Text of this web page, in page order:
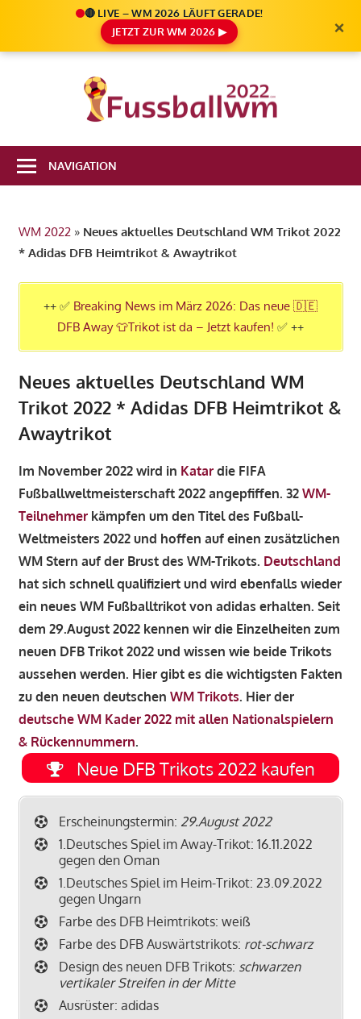
🔴 LIVE – WM 2026 LÄUFT GERADE!
JETZT ZUR WM 2026 ▶
×
Infos
in
Katar
NAVIGATION
WM 2022» Neues aktuelles Deutschland WM Trikot 2022
* Adidas DFB Heimtrikot & Awaytrikot
++ ✅ Breaking News im März 2026: Das neue 🇩🇪
DFB Away 👕Trikot ist da – Jetzt kaufen! ✅ ++
Neues aktuelles Deutschland WM
Trikot 2022 * Adidas DFB Heimtrikot &
Awaytrikot
Im November 2022 wird in Katardie FIFA
Fußballweltmeisterschaft 2022 angepfiffen. 32 WM-
Teilnehmerkämpfen um den Titel des Fußball-
Weltmeisters 2022 und hoffen auf einen zusätzlichen
WM Stern auf der Brust des WM-Trikots. Deutschland
hat sich schnell qualifiziert und wird ebenfalls wieder
ein neues WM Fußballtrikot von adidas erhalten. Seit
dem 29.August 2022 kennen wir die Einzelheiten zum
neuen DFB Trikot 2022 und wissen wie beide Trikots
aussehen werden. Hier gibt es die wichtigsten Fakten
zu den neuen deutschen WM Trikots. Hier der
deutsche WM Kader 2022 mit allen Nationalspielern
& Rückennummern.
Neue DFB Trikots 2022 kaufen
Erscheinungstermin: 29.August 2022
1.Deutsches Spiel im Away-Trikot: 16.11.2022
gegen den Oman
1.Deutsches Spiel im Heim-Trikot: 23.09.2022
gegen Ungarn
Farbe des DFB Heimtrikots: weiß
Farbe des DFB Auswärtstrikots: rot-schwarz
Design des neuen DFB Trikots: schwarzen
vertikaler Streifen in der Mitte
Ausrüster: adidas